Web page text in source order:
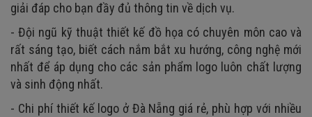
giải đáp cho bạn đầy đủ thông tin về dịch vụ.
- Đội ngũ kỹ thuật thiết kế đồ họa có chuyên môn cao và
rất sáng tạo, biết cách nắm bắt xu hướng, công nghệ mới
nhất để áp dụng cho các sản phẩm logo luôn chất lượng
và sinh động nhất.
- Chi phí thiết kế logo ở Đà Nẵng giá rẻ, phù hợp với nhiều